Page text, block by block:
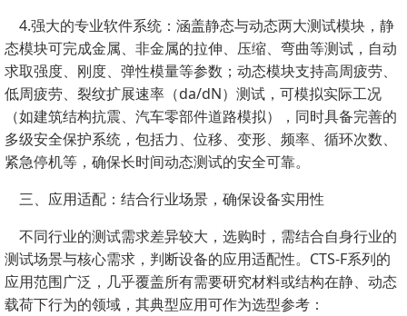
4.强大的专业软件系统：涵盖静态与动态两大测试模块，静
态模块可完成金属、非金属的拉伸、压缩、弯曲等测试，自动
求取强度、刚度、弹性模量等参数；动态模块支持高周疲劳、
低周疲劳、裂纹扩展速率（da/dN）测试，可模拟实际工况
（如建筑结构抗震、汽车零部件道路模拟），同时具备完善的
多级安全保护系统，包括力、位移、变形、频率、循环次数、
紧急停机等，确保长时间动态测试的安全可靠。
三、应用适配：结合行业场景，确保设备实用性
不同行业的测试需求差异较大，选购时，需结合自身行业的
测试场景与核心需求，判断设备的应用适配性。CTS-F系列的
应用范围广泛，几乎覆盖所有需要研究材料或结构在静、动态
载荷下行为的领域，其典型应用可作为选型参考：